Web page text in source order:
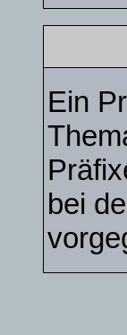
Ein
bei